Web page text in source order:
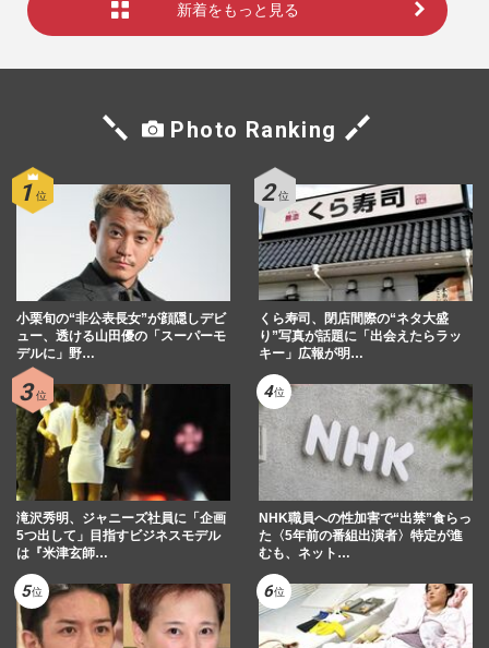
新着をもっと見る
Photo Ranking
小栗旬の“非公表長女”が顔隠しデビ
ュー、透ける山田優の「スーパーモ
デルに」野…
くら寿司、閉店間際の“ネタ大盛
り”写真が話題に「出会えたらラッ
キー」広報が明…
滝沢秀明、ジャニーズ社員に「企画
5つ出して」目指すビジネスモデル
は『米津玄師…
NHK職員への性加害で“出禁”食らっ
た〈5年前の番組出演者〉特定が進
むも、ネット…